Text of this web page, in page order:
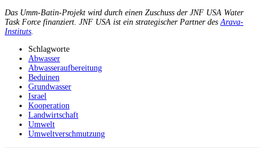
Das Umm-Batin-Projekt wird durch einen Zuschuss der JNF USA Water
Task Force finanziert. JNF USA ist ein strategischer Partner des Arava-
Instituts
Schlagworte
Abwasser
Abwasseraufbereitung
Beduinen
Grundwasser
Israel
Kooperation
Landwirtschaft
Umwelt
Umweltverschmutzung